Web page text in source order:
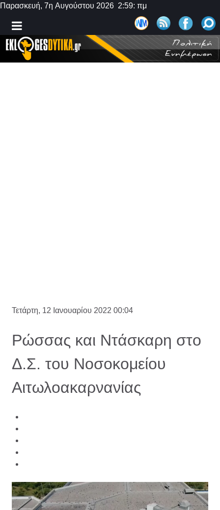
Παρασκευή, 7η Αυγούστου 2026 2:59: πμ
Τετάρτη, 12 Ιανουαρίου 2022 00:04
Ρώσσας και Ντάσκαρη στο
Δ.Σ. του Νοσοκομείου
Αιτωλοακαρνανίας